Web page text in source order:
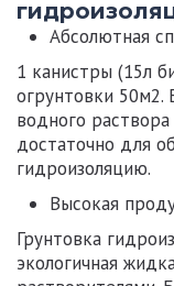
Абсолютная
1 канистры (15л
огрунтовки 50м2.
водного
достаточно для
гидроизоляцию.
Высокая
Грунтовка
экологичная